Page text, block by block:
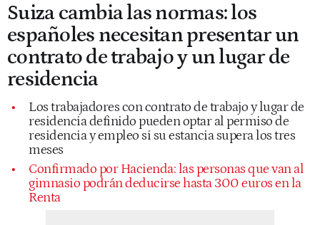
Suiza cambia las normas: los
españoles necesitan presentar un
contrato de trabajo y un lugar de
residencia
Los trabajadores con contrato de trabajo y lugar de
residencia definido pueden optar al permiso de
residencia y empleo si su estancia supera los tres
meses
Confirmado por Hacienda: las personas que van al
gimnasio podrán deducirse hasta 300 euros en la
Renta